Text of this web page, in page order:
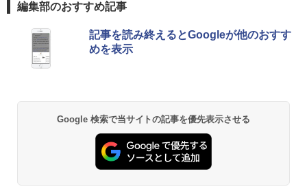
VETESA正規店 新品 ノートパソコン セ
ール office付き windows11 マウスセッ
ト PC 15.6型 第12世代 Celeron N95 メ
モリ16GB SSD512GB/1TB 安い 格安 ラ
Anker Soundcore P40i オフホワイト
￥7,990
Anker Soundcore P31i ブラック
￥5,990
BRUCE WAYNE feat. Flo Milli, ATL Jacob
[Explicit]
BRUCE WAYNE feat. Flo Milli, ATL Jacob
￥250
【Amazon.co.jp限定】 い・ろ・は・す 2L P
ET ラベルレス ×8本
by Amazon 天然水 ラベルレス 500ml ×24本
ウォーター ペットボトル 静岡県産 500ミリリ
ットル (Smart Basic)
薬屋のひとりごと 17巻 (デジタル版ビッグガ
ンガンコミックス)
異世界居酒屋「のぶ」(22) (角川コミックス・
￥832
編集部のおすすめ記事
記事を読み終えるとGoogleが他のおすす
めを表示
Google 検索で当サイトの記事を優先表示させる